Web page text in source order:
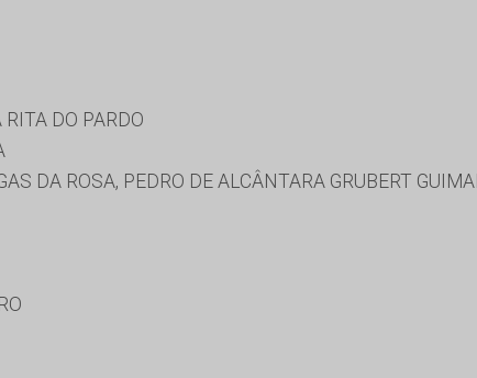
DO PARDO
DA ROSA, PEDRO DE ALCÂNTARA GRUBERT